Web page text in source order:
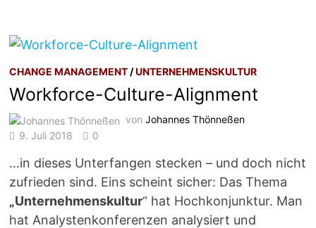
CHANGE MANAGEMENT /UNTERNEHMENSKULTUR
Workforce-Culture-Alignment
vonJohannes Thönneßen
9. Juli 2018
0
…in dieses Unterfangen stecken – und doch nicht
zufrieden sind. Eins scheint sicher: Das Thema
„Unternehmenskultur“ hat Hochkonjunktur. Man
hat Analystenkonferenzen analysiert und